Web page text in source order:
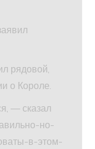
рядовой,
о Короле.
— сказал
но-
в-этом-